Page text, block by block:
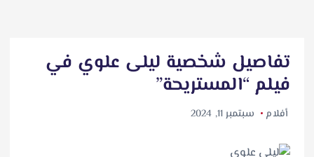
تفاصيل شخصية ليلى علوي في
فيلم “المستريحة”
أفلام سبتمبر 11, 2024